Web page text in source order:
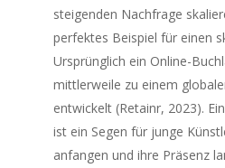
steigenden Nachfrage
perfektes Beispiel für einen
Ursprünglich ein Online-
mittlerweile zu einem
entwickelt (Retainr, 2023).
ist ein Segen für junge
anfangen und ihre Präsenz